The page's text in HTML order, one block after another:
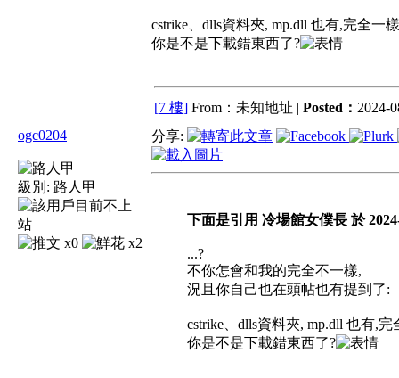
cstrike、dlls資料夾, mp.dll 也有,完全一
你是不是下載錯東西了?
[7 樓] From：未知地址 | Posted： 2024-
ogc0204
級別: 路人甲
x0 x2
分享:
下面是引用 冷場館女僕長 於
...?
不你怎會和我的完全不一樣,
況且你自己也在頭帖也有提到了:
cstrike、dlls資料夾, mp.dll 也有,完
你是不是下載錯東西了?